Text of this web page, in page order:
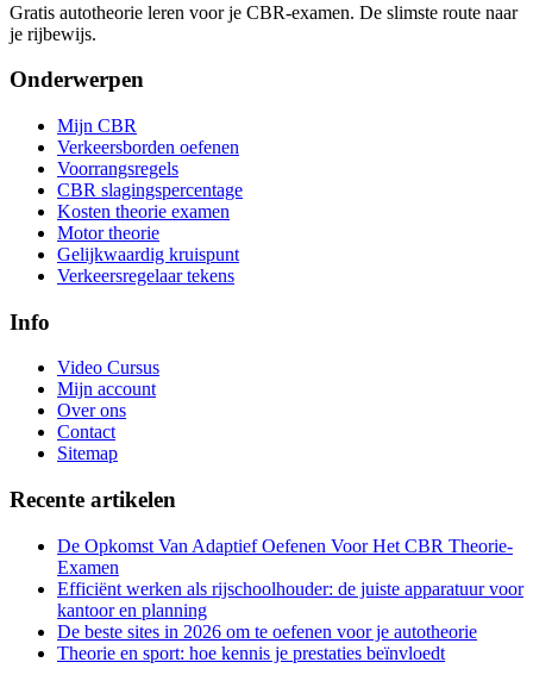
Gratis autotheorie leren voor je CBR-examen. De slimste route naar
je rijbewijs.
Onderwerpen
Mijn CBR
Verkeersborden oefenen
Voorrangsregels
CBR slagingspercentage
Kosten theorie examen
Motor theorie
Gelijkwaardig kruispunt
Verkeersregelaar tekens
Info
Video Cursus
Mijn account
Over ons
Contact
Sitemap
Recente artikelen
De Opkomst Van Adaptief Oefenen Voor Het CBR Theorie-
Examen
Efficiënt werken als rijschoolhouder: de juiste apparatuur voor
kantoor en planning
De beste sites in 2026 om te oefenen voor je autotheorie
Theorie en sport: hoe kennis je prestaties beïnvloedt